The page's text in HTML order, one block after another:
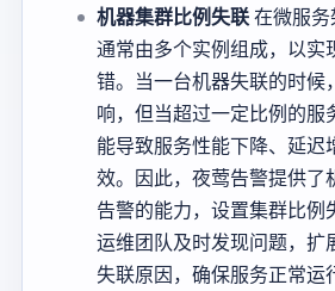
机器集群比例失联在微服务
通常由多个实例组成，以实
错。当一台机器失联的时候
响，但当超过一定比例的服
能导致服务性能下降、延迟
效。因此，夜莺告警提供了
告警的能力，设置集群比例
运维团队及时发现问题，扩
失联原因，确保服务正常运